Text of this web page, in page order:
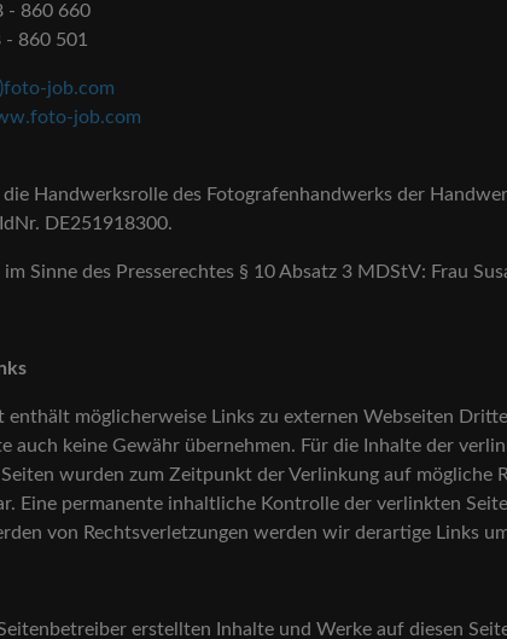
- 860 660
- 860 501
job.com
job.com
die Handwerksrolle des Fotografenhandwerks der
DE251918300.
Sinne des Presserechtes § 10 Absatz 3 MDStV: Frau
enthält möglicherweise Links zu externen Webseiten
auch keine Gewähr übernehmen. Für die Inhalte der
wurden zum Zeitpunkt der Verlinkung auf
Eine permanente inhaltliche Kontrolle der verlinkten
von Rechtsverletzungen werden wir derartige Links
erstellten Inhalte und Werke auf diesen